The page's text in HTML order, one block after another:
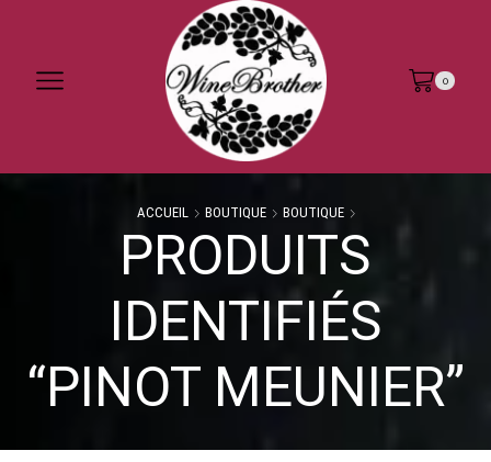
0
ACCUEIL BOUTIQUE BOUTIQUE
PRODUITS
IDENTIFIÉS
“PINOT MEUNIER”